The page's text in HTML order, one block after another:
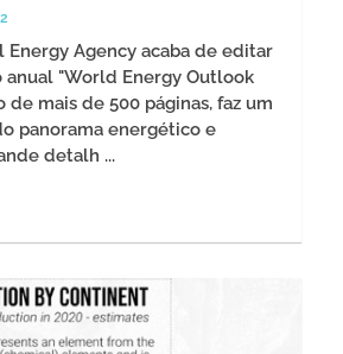
Energy Agency acaba de editar
"World Energy Outlook
de mais de 500 páginas, faz um
panorama energético e
detalh ...